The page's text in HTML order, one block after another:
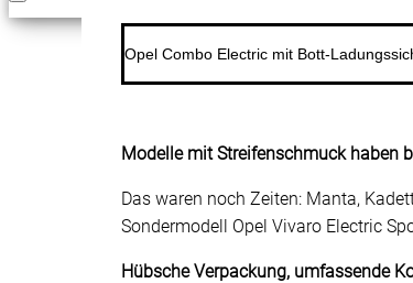
Opel Combo Electric mit Bott-
Modelle mit Streifenschmuck haben
Das waren noch Zeiten: Manta,
Sondermodell Opel Vivaro Electric
Hübsche Verpackung, umfassende